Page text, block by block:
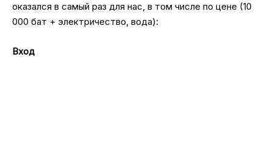
оказался в самый раз для нас, в том числе по цене (10
000 бат + электричество, вода):
Вход